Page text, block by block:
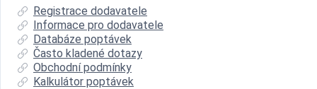
Registrace dodavatele
Informace pro dodavatele
Databáze poptávek
Často kladené dotazy
Obchodní podmínky
Kalkulátor poptávek